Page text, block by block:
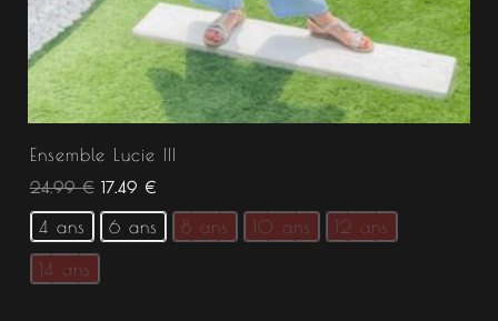
Ensemble Lucie III
24.99€ 17.49 €
4 ans 6 ans 8 ans 10 ans 12 ans
14 ans